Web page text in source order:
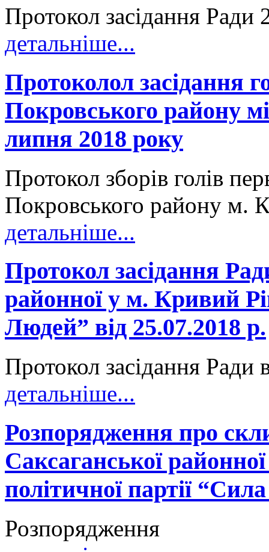
Протокол засідання Ради
детальніше...
Протоколол засідання
Покровського району
липня 2018 року
Протокол зборів голів
Покровського району м.
детальніше...
Протокол засідання
районної у м. Кривий
Людей” від 25.07.2018 р.
Протокол засідання Ради
детальніше...
Розпорядження про
Саксаганської
політичної партії
Розпорядження